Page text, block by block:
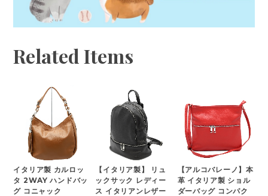
Related Items
イタリア製 カルロッ
タ 2WAY ハンドバッ
グ コニャック
【イタリア製】 リュ
ックサック レディー
ス イタリアンレザー
【アルコバレーノ】本
革 イタリア製 ショル
ダーバッグ コンパク